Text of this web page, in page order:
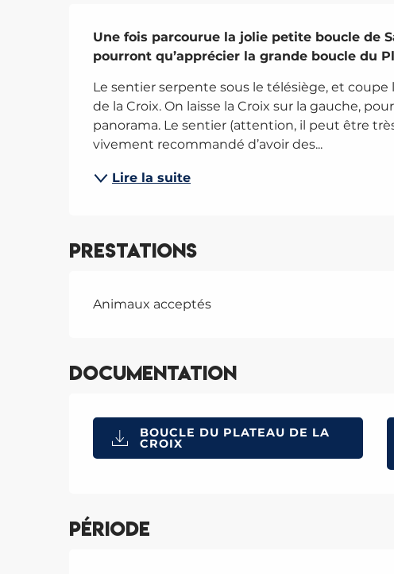
Description
Une fois parcourue la jolie petite boucle de
pourront qu’apprécier la grande boucle du
Le sentier serpente sous le télésiège, et
de la Croix. On laisse la Croix sur la gauche,
panorama. Le sentier (attention, il peut être
vivement recommandé d’avoir des...
Lire la suite
Prestations
Animaux acceptés
Documentation
BOUCLE DU PLATEAU DE LA
CROIX
Période